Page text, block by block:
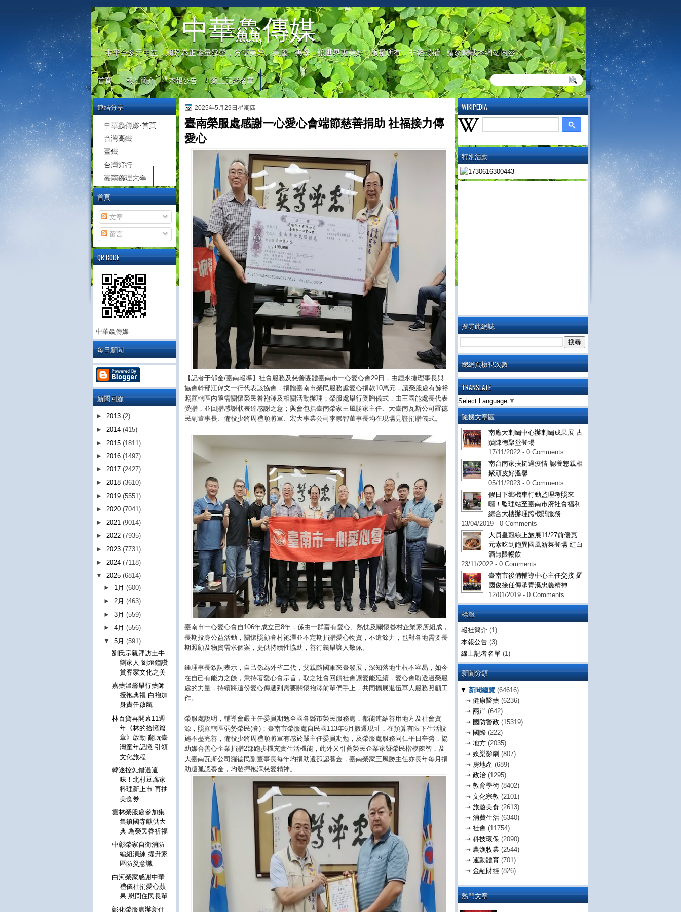
中華鱻傳媒
本平台多元中立，期盼為正能量發聲，分享美好、美麗、美學，讓世界更美好！版權所有，非經授權，請勿轉載本網站內容
首頁 報社簡介 本報公告 線上記者名單
WIKIPEDIA
特別活動
搜尋此網誌
總網頁檢視次數
TRANSLATE
Select Language ▼
隨機文章區
南應大刺繡中心辦刺繡成果展 古
蹟陳德聚堂登場
17/11/2022 - 0 Comments
南台南家扶挺過疫情 認養懇親相
聚頑皮好溫馨
05/11/2023 - 0 Comments
假日下鄉機車行動監理考照來
囉！監理站至臺南市府社會福利
綜合大樓辦理跨機關服務
13/04/2019 - 0 Comments
大員皇冠線上旅展11/27前優惠
元素吃到飽異國風新菜登場 紅白
酒無限暢飲
23/11/2022 - 0 Comments
臺南市後備輔導中心主任交接 羅
國俊接任傳承青溪忠義精神
12/01/2019 - 0 Comments
標籤
報社簡介 (1)
本報公告 (3)
線上記者名單 (1)
新聞分類
▼ 新聞總覽 (64616)
⇢ 健康醫藥 (6236)
⇢ 兩岸 (642)
⇢ 國防警政 (15319)
⇢ 國際 (222)
⇢ 地方 (2035)
⇢ 娛樂影劇 (807)
⇢ 房地產 (689)
⇢ 政治 (1295)
⇢ 教育學術 (8402)
⇢ 文化宗教 (2101)
⇢ 旅遊美食 (2613)
⇢ 消費生活 (6340)
⇢ 社會 (11754)
⇢ 科技環保 (2090)
⇢ 農漁牧業 (2544)
⇢ 運動體育 (701)
⇢ 金融財經 (826)
熱門文章
2025年5月29日星期四
臺南榮服處感謝一心愛心會端節慈善捐助 社福接力傳
愛心
【記者于郁金/臺南報導】社會服務及慈善團體臺南市一心愛心會29日，由鍾永捷理事長與
協會幹部江偉文一行代表該協會，捐贈臺南市榮民服務處愛心捐款10萬元，讓榮服處有餘裕
照顧轄區內亟需關懷榮民眷袍澤及相關活動辦理；榮服處舉行受贈儀式，由王國能處長代表
受贈，並回贈感謝狀表達感謝之意；與會包括臺南榮家王風勝家主任、大臺南瓦斯公司羅德
民副董事長、備役少將周禮順將軍、宏大事業公司李崇智董事長均在現場見證捐贈儀式。
臺南市一心愛心會自106年成立已8年，係由一群富有愛心、熱忱及關懷眷村企業家所組成，
長期投身公益活動，關懷照顧眷村袍澤並不定期捐贈愛心物資，不遺餘力，也對各地需要長
期照顧及物資需求個案，提供持續性協助，善行義舉讓人敬佩。
鍾理事長致詞表示，自己係為外省二代，父親隨國軍來臺發展，深知落地生根不容易，如今
在自己有能力之餘，秉持著愛心會宗旨，取之社會回饋社會讓愛能延續，愛心會盼透過榮服
處的力量，持續將這份愛心傳遞到需要關懷袍澤前輩們手上，共同擴展退伍軍人服務照顧工
作。
榮服處說明，輔導會嚴主任委員期勉全國各縣市榮民服務處，都能連結善用地方及社會資
源，照顧轄區弱勢榮民(眷)；臺南市榮服處自民國113年6月搬遷現址，在預算有限下生活設
施不盡完善，備役少將周禮順將軍有感於嚴主任委員期勉，及榮服處服務同仁平日辛勞，協
助媒合善心企業捐贈2部跑步機充實生活機能，此外又引薦榮民企業家暨榮民楷模陳智，及
大臺南瓦斯公司羅德民副董事長每年均捐助遺孤認養金，臺南榮家王風勝主任亦長年每月捐
助遺孤認養金，均發揮袍澤慈愛精神。
連結分享
中華鱻傳媒-首頁
台灣高鐵
臺鐵
台灣好行
嘉南藥理大學
首頁
文章
留言
QR CODE
中華鱻傳媒
每日新聞
新聞回顧
► 2013 (2)
► 2014 (415)
► 2015 (1811)
► 2016 (1497)
► 2017 (2427)
► 2018 (3610)
► 2019 (5551)
► 2020 (7041)
► 2021 (9014)
► 2022 (7935)
► 2023 (7731)
► 2024 (7118)
▼ 2025 (6814)
► 1月(600)
►2月(463)
►3月(559)
►4月(556)
▼5月(591)
劉氏宗親拜訪土牛
劉家人 劉燈鐘讚
賞客家文化之美
嘉藥溫馨舉行藥師
授袍典禮 白袍加
身責任啟航
林百貨再開幕11週
年《林的拾憶篇
章》啟動 翻玩臺
灣童年記憶 引領
文化旅程
韓迷控怎錯過這
味！北村豆腐家
料理新上市 再抽
美食券
雲林榮服處參加集
集鎮國寺獻供大
典 為榮民眷祈福
中彰榮家自衛消防
編組演練 提升家
區防災意識
白河榮家感謝中華
禮儀社捐愛心蘋
果 慰問住民長輩
彰化榮服處辦新住